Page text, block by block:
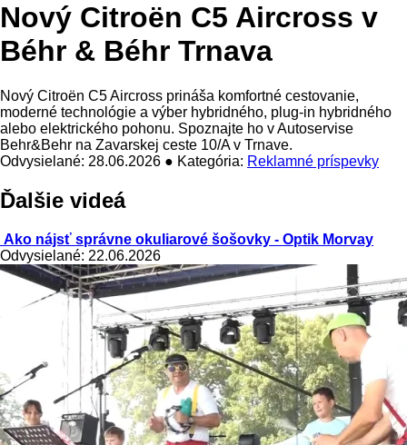
Nový Citroën C5 Aircross v
Béhr & Béhr Trnava
Nový Citroën C5 Aircross prináša komfortné cestovanie,
moderné technológie a výber hybridného, plug-in hybridného
alebo elektrického pohonu. Spoznajte ho v Autoservise
Behr&Behr na Zavarskej ceste 10/A v Trnave.
Odvysielané: 28.06.2026 ● Kategória: Reklamné príspevky
Ďalšie videá
Ako nájsť správne okuliarové šošovky - Optik Morvay
Odvysielané: 22.06.2026